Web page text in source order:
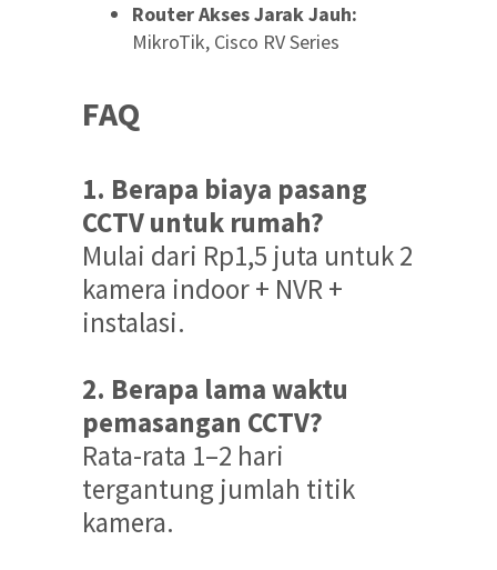
Router Akses Jarak Jauh:
MikroTik, Cisco RV Series
FAQ
1. Berapa biaya pasang
CCTV untuk rumah?
Mulai dari Rp1,5 juta untuk 2
kamera indoor + NVR +
instalasi.
2. Berapa lama waktu
pemasangan CCTV?
Rata-rata 1–2 hari
tergantung jumlah titik
kamera.